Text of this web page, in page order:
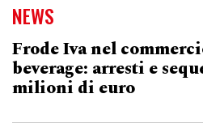
NEWS
Frode Iva nel
beverage: arresti e
milioni di euro